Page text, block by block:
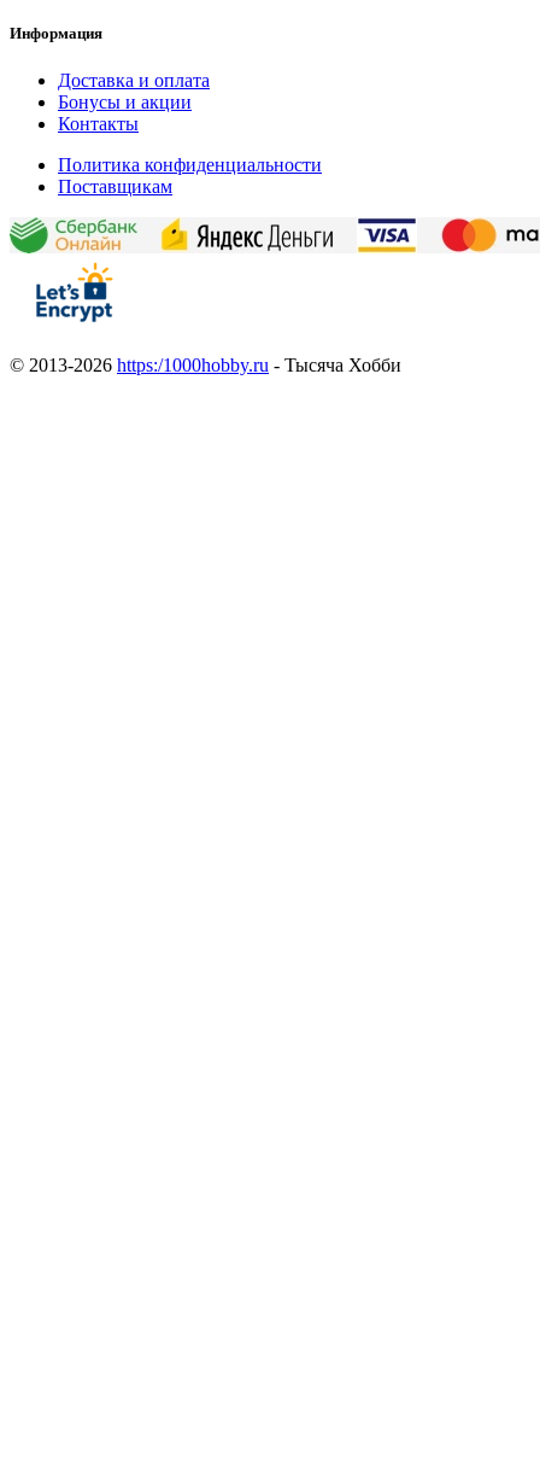
Информация
Доставка и оплата
Бонусы и акции
Контакты
Политика конфиденциальности
Поставщикам
© 2013-2026 https:/1000hobby.ru - Тысяча Хобби